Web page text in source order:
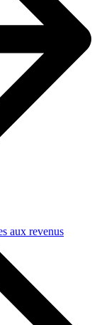
aux revenus